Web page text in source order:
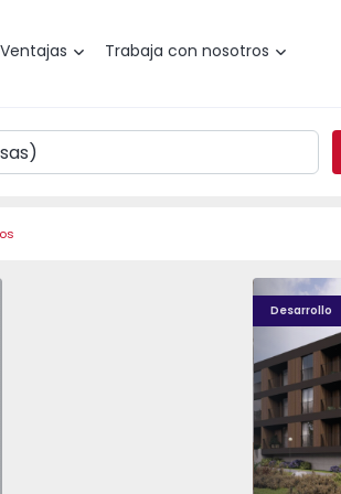
Ventajas Trabaja con nosotros
T0 Paredes, Gandra - 1575265 - 1
Desarrollo
Nova Caíde